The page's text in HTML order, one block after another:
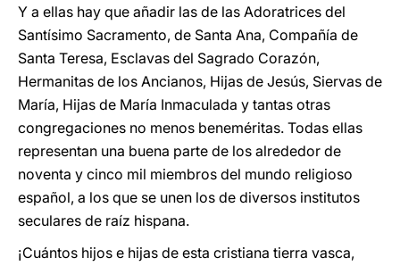
Y a ellas hay que añadir las de las Adoratrices del
Santísimo Sacramento, de Santa Ana, Compañía de
Santa Teresa, Esclavas del Sagrado Corazón,
Hermanitas de los Ancianos, Hijas de Jesús, Siervas de
María, Hijas de María Inmaculada y tantas otras
congregaciones no menos beneméritas. Todas ellas
representan una buena parte de los alrededor de
noventa y cinco mil miembros del mundo religioso
español, a los que se unen los de diversos institutos
seculares de raíz hispana.
¡Cuántos hijos e hijas de esta cristiana tierra vasca,